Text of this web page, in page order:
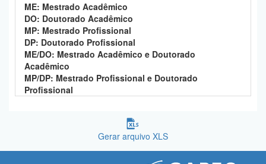
ME: Mestrado Acadêmico
DO: Doutorado Acadêmico
MP: Mestrado Profissional
DP: Doutorado Profissional
ME/DO: Mestrado Acadêmico e Doutorado
Acadêmico
MP/DP: Mestrado Profissional e Doutorado
Profissional
Gerar arquivo XLS